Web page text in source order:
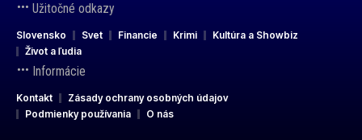
Užitočné odkazy
Slovensko Svet Financie Krimi
Kultúra a Showbiz
Život a ľudia
Informácie
Kontakt
Zásady ochrany osobných údajov
Podmienky používania
O nás